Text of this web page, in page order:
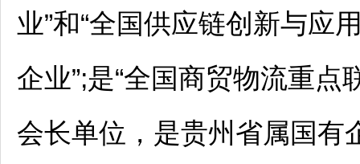
业”和“全国供应链创新与应
企业”;是“全国商贸物流重
会长单位，是贵州省属国有